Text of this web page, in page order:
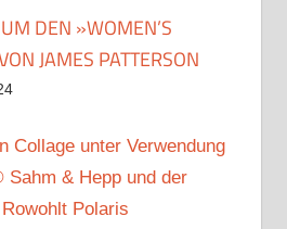
DEN »WOMEN’S
JAMES PATTERSON